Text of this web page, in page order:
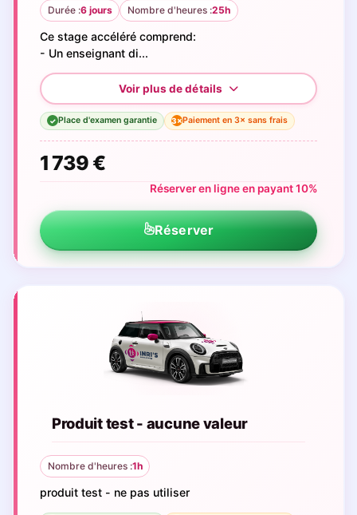
Durée :6 jours Nombre d'heures :25h
Ce stage accéléré comprend:
- Un enseignant di...
✓ Place d'examen garantie 3×Paiement en 3× sans frais
1 739 €
Réserver en ligne en payant 10%
Réserver
Produit test - aucune valeur
Nombre d'heures :1h
produit test - ne pas utiliser